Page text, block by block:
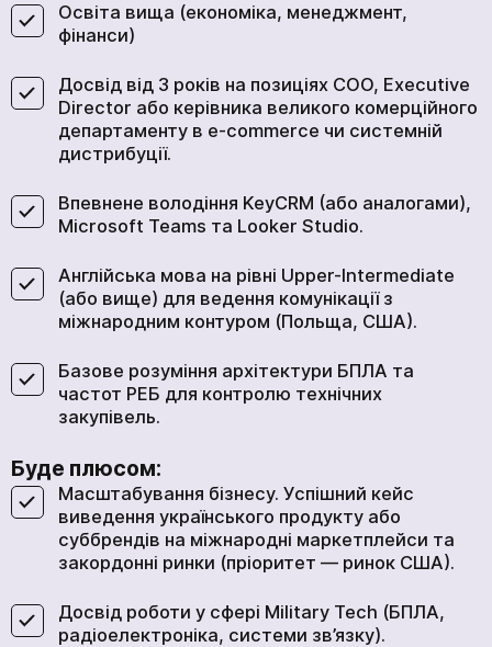
Освіта вища (економіка, менеджмент,
фінанси)
Досвід від 3 років на позиціях COO, Executive
Director або керівника великого комерційного
департаменту в e-commerce чи системній
дистрибуції.
Впевнене володіння KeyCRM (або аналогами),
Microsoft Teams та Looker Studio.
Англійська мова на рівні Upper-Intermediate
(або вище) для ведення комунікації з
міжнародним контуром (Польща, США).
Базове розуміння архітектури БПЛА та
частот РЕБ для контролю технічних
закупівель.
Буде плюсом:
Масштабування бізнесу. Успішний кейс
виведення українського продукту або
суббрендів на міжнародні маркетплейси та
закордонні ринки (пріоритет — ринок США).
Досвід роботи у сфері Military Tech (БПЛА,
радіоелектроніка, системи зв’язку).